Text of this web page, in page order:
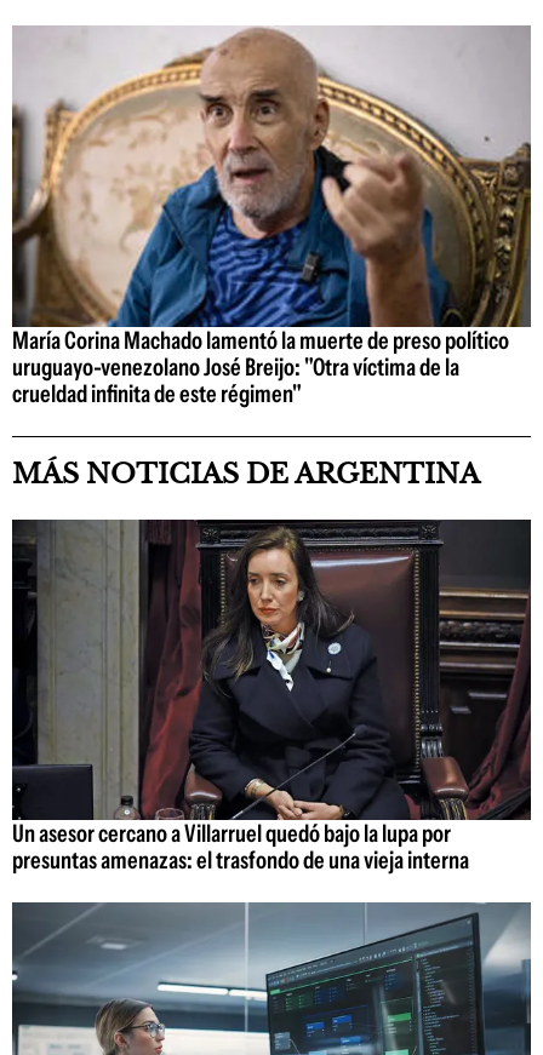
María Corina Machado lamentó la muerte de preso político
uruguayo-venezolano José Breijo: "Otra víctima de la
crueldad infinita de este régimen"
MÁS NOTICIAS DE ARGENTINA
Un asesor cercano a Villarruel quedó bajo la lupa por
presuntas amenazas: el trasfondo de una vieja interna